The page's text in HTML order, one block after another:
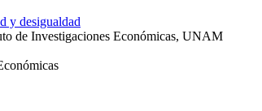
y desigualdad
de Investigaciones Económicas, UNAM